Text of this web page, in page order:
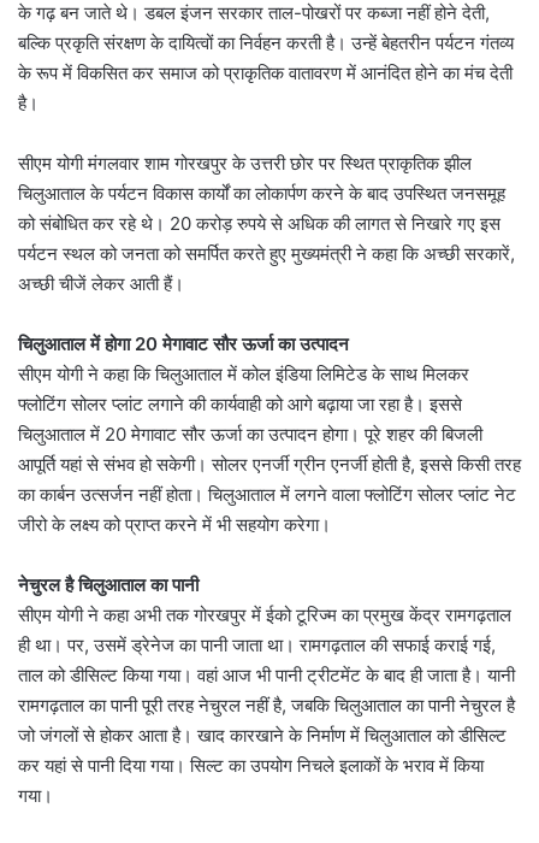
के गढ़ बन जाते थे। डबल इंजन सरकार ताल-पोखरों पर कब्जा नहीं होने देती,
बल्कि प्रकृति संरक्षण के दायित्वों का निर्वहन करती है। उन्हें बेहतरीन पर्यटन गंतव्य
के रूप में विकसित कर समाज को प्राकृतिक वातावरण में आनंदित होने का मंच देती
है।
सीएम योगी मंगलवार शाम गोरखपुर के उत्तरी छोर पर स्थित प्राकृतिक झील
चिलुआताल के पर्यटन विकास कार्यों का लोकार्पण करने के बाद उपस्थित जनसमूह
को संबोधित कर रहे थे। 20 करोड़ रुपये से अधिक की लागत से निखारे गए इस
पर्यटन स्थल को जनता को समर्पित करते हुए मुख्यमंत्री ने कहा कि अच्छी सरकारें,
अच्छी चीजें लेकर आती हैं।
चिलुआताल में होगा 20 मेगावाट सौर ऊर्जा का उत्पादन
सीएम योगी ने कहा कि चिलुआताल में कोल इंडिया लिमिटेड के साथ मिलकर
फ्लोटिंग सोलर प्लांट लगाने की कार्यवाही को आगे बढ़ाया जा रहा है। इससे
चिलुआताल में 20 मेगावाट सौर ऊर्जा का उत्पादन होगा। पूरे शहर की बिजली
आपूर्ति यहां से संभव हो सकेगी। सोलर एनर्जी ग्रीन एनर्जी होती है, इससे किसी तरह
का कार्बन उत्सर्जन नहीं होता। चिलुआताल में लगने वाला फ्लोटिंग सोलर प्लांट नेट
जीरो के लक्ष्य को प्राप्त करने में भी सहयोग करेगा।
नेचुरल है चिलुआताल का पानी
सीएम योगी ने कहा अभी तक गोरखपुर में ईको टूरिज्म का प्रमुख केंद्र रामगढ़ताल
ही था। पर, उसमें ड्रेनेज का पानी जाता था। रामगढ़ताल की सफाई कराई गई,
ताल को डीसिल्ट किया गया। वहां आज भी पानी ट्रीटमेंट के बाद ही जाता है। यानी
रामगढ़ताल का पानी पूरी तरह नेचुरल नहीं है, जबकि चिलुआताल का पानी नेचुरल है
जो जंगलों से होकर आता है। खाद कारखाने के निर्माण में चिलुआताल को डीसिल्ट
कर यहां से पानी दिया गया। सिल्ट का उपयोग निचले इलाकों के भराव में किया
गया।